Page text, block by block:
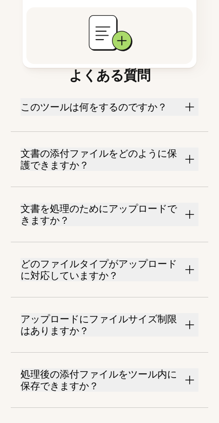
よくある質問
このツールは何をするのですか？
文書の添付ファイルをどのように保
護できますか？
文書を処理のためにアップロードで
きますか？
どのファイルタイプがアップロード
に対応していますか？
アップロードにファイルサイズ制限
はありますか？
処理後の添付ファイルをツール内に
保存できますか？